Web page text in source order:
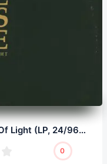
Simple Minds Live - In The City Of Light (LP, 24/96.0)
0